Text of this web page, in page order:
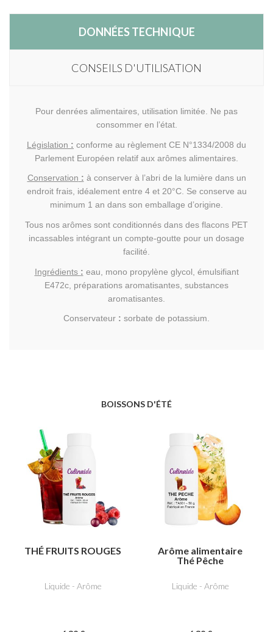
DONNÉES TECHNIQUE
CONSEILS D'UTILISATION
Pour denrées alimentaires, utilisation limitée. Ne pas
consommer en l’état.
Législation : conforme au règlement CE N°1334/2008 du
Parlement Européen relatif aux arômes alimentaires.
Conservation : à conserver à l’abri de la lumière dans un
endroit frais, idéalement entre 4 et 20°C. Se conserve au
minimum 1 an dans son emballage d’origine.
Tous nos arômes sont conditionnés dans des flacons PET
incassables intégrant un compte-goutte pour un dosage
facilité.
Ingrédients : eau, mono propylène glycol, émulsifiant
E472c, préparations aromatisantes, substances
aromatisantes.
Conservateur : sorbate de potassium.
BOISSONS D'ÉTÉ
THÉ FRUITS ROUGES
Liquide - Arôme
Arôme alimentaire
Thé Pêche
Liquide - Arôme